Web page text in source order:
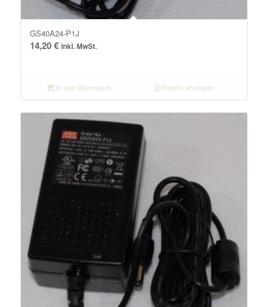
GS40A24-P1J
14,20€ inkl. MwSt.
In den Warenkorb Details anzeigen